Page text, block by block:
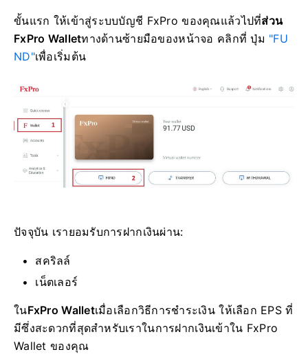
ขั้นแรก ให้เข้าสู่ระบบบัญชี FxPro ของคุณแล้วไปที่ส่วน
FxPro Walletทางด้านซ้ายมือของหน้าจอ คลิกที่ ปุ่ม "FU
ND"เพื่อเริ่มต้น
ปัจจุบัน เรายอมรับการฝากเงินผ่าน:
สคริลล์
เน็ตเลอร์
ในFxPro Walletเมื่อเลือกวิธีการชำระเงิน ให้เลือก EPS ที่
มีซึ่งสะดวกที่สุดสำหรับเราในการฝากเงินเข้าใน FxPro
Wallet ของคุณ